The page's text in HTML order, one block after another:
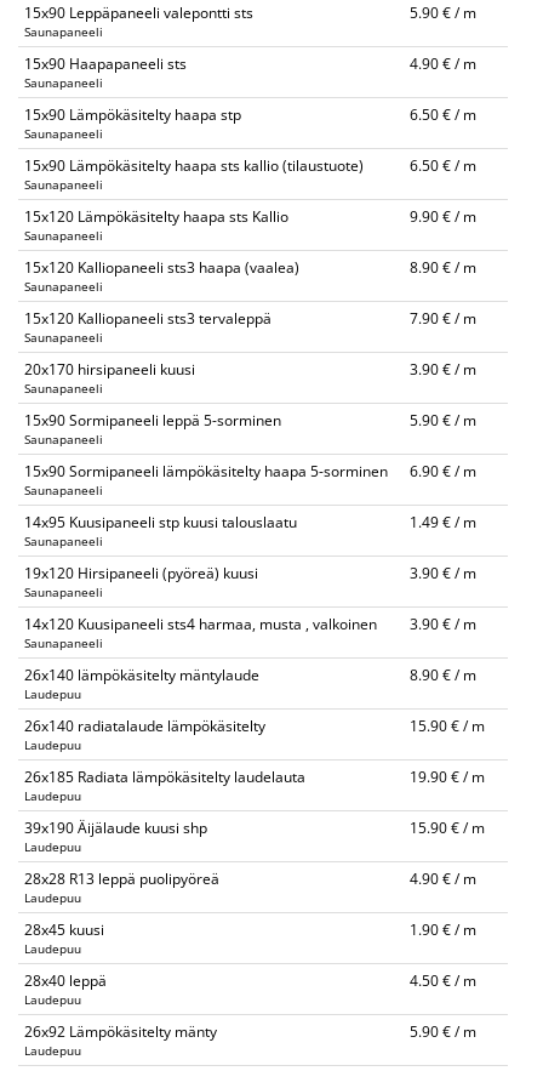
15x90 Leppäpaneeli valepontti sts
Saunapaneeli
5.90 € / m
15x90 Haapapaneeli sts
Saunapaneeli
4.90 € / m
15x90 Lämpökäsitelty haapa stp
Saunapaneeli
6.50 € / m
15x90 Lämpökäsitelty haapa sts kallio (tilaustuote)
Saunapaneeli
6.50 € / m
15x120 Lämpökäsitelty haapa sts Kallio
Saunapaneeli
9.90 € / m
15x120 Kalliopaneeli sts3 haapa (vaalea)
Saunapaneeli
8.90 € / m
15x120 Kalliopaneeli sts3 tervaleppä
Saunapaneeli
7.90 € / m
20x170 hirsipaneeli kuusi
Saunapaneeli
3.90 € / m
15x90 Sormipaneeli leppä 5-sorminen
Saunapaneeli
5.90 € / m
15x90 Sormipaneeli lämpökäsitelty haapa 5-sorminen
Saunapaneeli
6.90 € / m
14x95 Kuusipaneeli stp kuusi talouslaatu
Saunapaneeli
1.49 € / m
19x120 Hirsipaneeli (pyöreä) kuusi
Saunapaneeli
3.90 € / m
14x120 Kuusipaneeli sts4 harmaa, musta , valkoinen
Saunapaneeli
3.90 € / m
26x140 lämpökäsitelty mäntylaude
Laudepuu
8.90 € / m
26x140 radiatalaude lämpökäsitelty
Laudepuu
15.90 € / m
26x185 Radiata lämpökäsitelty laudelauta
Laudepuu
19.90 € / m
39x190 Äijälaude kuusi shp
Laudepuu
15.90 € / m
28x28 R13 leppä puolipyöreä
Laudepuu
4.90 € / m
28x45 kuusi
Laudepuu
1.90 € / m
28x40 leppä
Laudepuu
4.50 € / m
26x92 Lämpökäsitelty mänty
Laudepuu
5.90 € / m